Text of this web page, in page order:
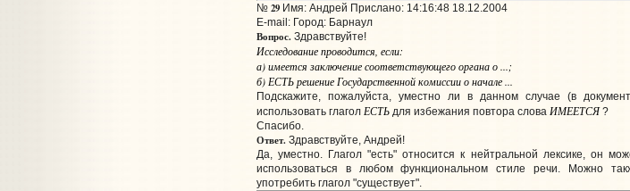
№ 29Имя: Андрей Прислано: 14:16:48 18.12.2004
E-mail: Город: Барнаул
Вопрос.Здравствуйте!
Исследование проводится, если:
а) имеется заключение соответствующего органа о ...;
б) ЕСТЬ решение Государственной комиссии о начале ...
Подскажите, пожалуйста, уместно ли в данном случае (в
использовать глагол ЕСТЬдля избежания повтора слова ИМЕЕТСЯ?
Спасибо.
Ответ.Здравствуйте, Андрей!
Да, уместно. Глагол "есть" относится к нейтральной лексике, он
использоваться в любом функциональном стиле речи. Можно
употребить глагол "существует".